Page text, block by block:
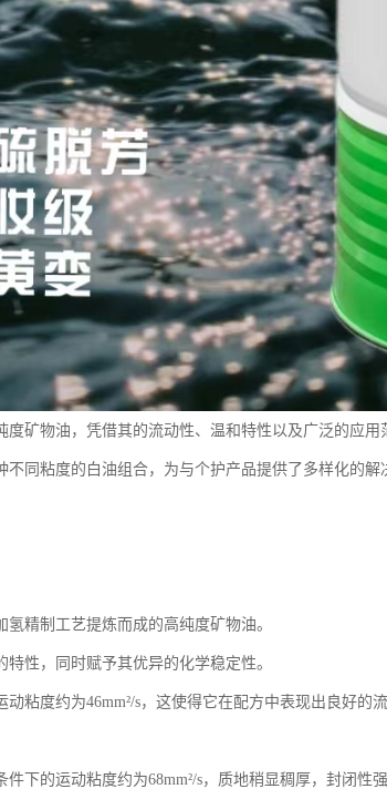
度矿物油，凭借其的流动性、温和特性以及广泛的应用
不同粘度的白油组合，为与个护产品提供了多样化的
精制工艺提炼而成的高纯度矿物油。
性，同时赋予其优异的化学稳定性。
粘度约为46mm²/s，这使得它在配方中表现出良好的
下的运动粘度约为68mm²/s，质地稍显稠厚，封闭性